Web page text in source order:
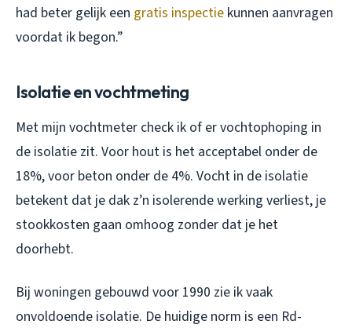
had beter gelijk een gratis inspectie kunnen aanvragen
voordat ik begon.”
Isolatie en vochtmeting
Met mijn vochtmeter check ik of er vochtophoping in
de isolatie zit. Voor hout is het acceptabel onder de
18%, voor beton onder de 4%. Vocht in de isolatie
betekent dat je dak z’n isolerende werking verliest, je
stookkosten gaan omhoog zonder dat je het
doorhebt.
Bij woningen gebouwd voor 1990 zie ik vaak
onvoldoende isolatie. De huidige norm is een Rd-